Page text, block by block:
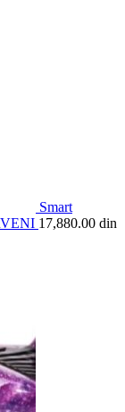
Smart
17,880.00 din